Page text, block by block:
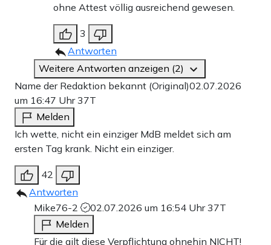
ohne Attest völlig ausreichend gewesen.
3
Antworten
Weitere Antworten anzeigen (2)
Name der Redaktion bekannt (Original)02.07.2026
um 16:47 Uhr37T
Melden
Ich wette, nicht ein einziger MdB meldet sich am
ersten Tag krank. Nicht ein einziger.
42
Antworten
Mike76-2
02.07.2026 um 16:54 Uhr37T
Melden
Für die gilt diese Verpflichtung ohnehin NICHT!